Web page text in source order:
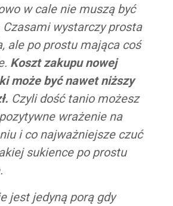
w cale nie muszą być
Czasami wystarczy prosta
ale po prostu mająca coś
Koszt zakupu nowej
może być nawet niższy
Czyli dość tanio możesz
wrażenie na
i co najważniejsze czuć
sukience po prostu
jest jedyną porą gdy